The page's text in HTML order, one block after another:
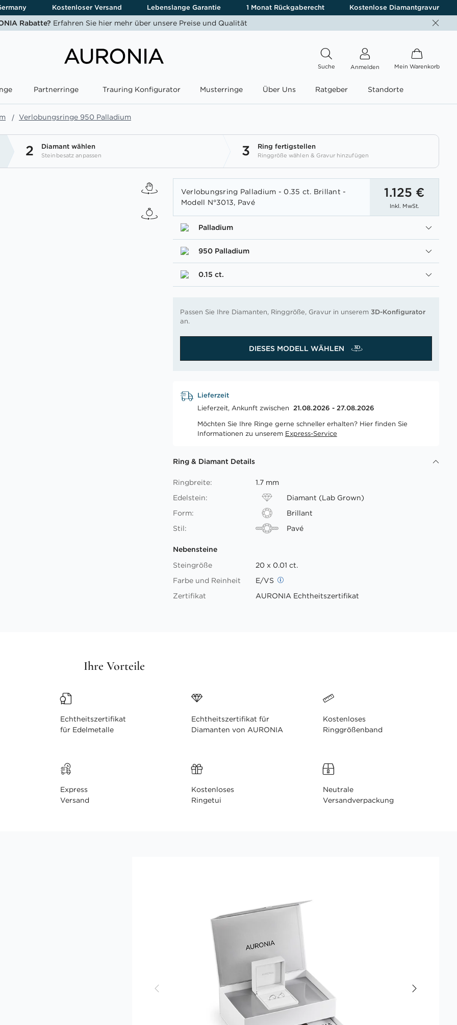
Kostenloser Versand Lebenslange Garantie 1 Monat Rückgaberecht Kostenlose Diamantgravur
Rabatte? Erfahren Sie hier mehr über unsere Preise und Qualität
Suche Anmelden Mein Warenkorb
Partnerringe Trauring Konfigurator Musterringe Über Uns Ratgeber Standorte
Verlobungsringe 950 Palladium
2 Diamant wählen
Steinbesatz anpassen 3 Ring fertigstellen
Ringgröße wählen & Gravur hinzufügen
Verlobungsring Palladium - 0.35 ct. Brillant -
Modell N°3013, Pavé
1.125 €
Inkl. MwSt.
Palladium
950 Palladium
0.15 ct.
Passen Sie Ihre Diamanten, Ringgröße, Gravur in unserem3D-Konfigurator
an.
DIESES MODELL WÄHLEN
Lieferzeit
Lieferzeit, Ankunft zwischen 21.08.2026 - 27.08.2026
Möchten Sie Ihre Ringe gerne schneller erhalten? Hier finden Sie
Informationen zu unserem Express-Service
Ring & Diamant Details
Ringbreite:
1.7 mm
Edelstein:
Diamant (Lab Grown)
Form:
Brillant
Stil:
Pavé
Nebensteine
Steingröße
20 x 0.01 ct.
Farbe und Reinheit
E/VS
Zertifikat
AURONIA Echtheitszertifikat
Ihre Vorteile
Echtheitszertifikat
für Edelmetalle
Echtheitszertifikat für
Diamanten von AURONIA
Kostenloses
Ringgrößenband
Express
Versand
Kostenloses
Ringetui
Neutrale
Versandverpackung